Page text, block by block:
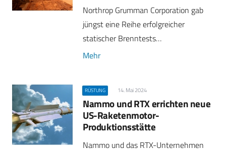
Northrop Grumman Corporation gab
jüngst eine Reihe erfolgreicher
statischer Brenntests…
Mehr
RÜSTUNG 14. Mai 2024
Nammo und RTX errichten neue
US-Raketenmotor-
Produktionsstätte
Nammo und das RTX-Unternehmen